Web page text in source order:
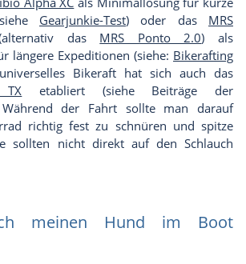
Gearjunkie-Test) oder das MRS
das MRS Ponto 2.0) als
längere Expeditionen (siehe: Bikerafting
Bikeraft hat sich auch das
etabliert (siehe Beiträge der
der Fahrt sollte man darauf
richtig fest zu schnüren und spitze
sollten nicht direkt auf den Schlauch
meinen Hund im Boot